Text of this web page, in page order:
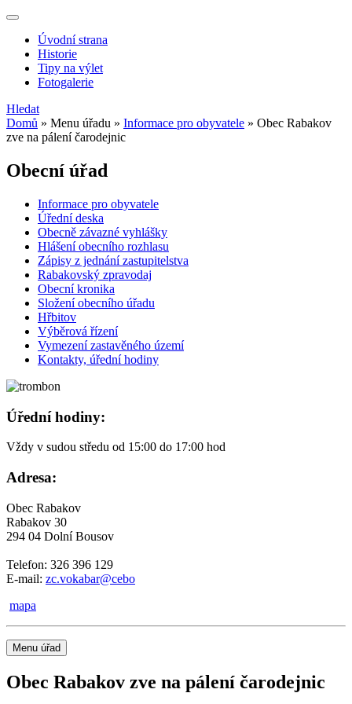
Úvodní strana
Historie
Tipy na výlet
Fotogalerie
Hledat
Domů » Menu úřadu » Informace pro obyvatele » Obec Rabakov
zve na pálení čarodejnic
Obecní úřad
Informace pro obyvatele
Úřední deska
Obecně závazné vyhlášky
Hlášení obecního rozhlasu
Zápisy z jednání zastupitelstva
Rabakovský zpravodaj
Obecní kronika
Složení obecního úřadu
Hřbitov
Výběrová řízení
Vymezení zastavěného území
Kontakty, úřední hodiny
Úřední hodiny:
Vždy v sudou středu od 15:00 do 17:00 hod
Adresa:
Obec Rabakov
Rabakov 30
294 04 Dolní Bousov
Telefon: 326 396 129
E-mail: zc.vokabar@cebo
mapa
Menu úřad
Obec Rabakov zve na pálení čarodejnic